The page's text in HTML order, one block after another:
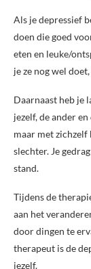
Als je depressief
doen die goed
eten en leuke/
je ze nog wel
Daarnaast heb je
jezelf, de ander
maar met zichzelf
slechter. Je
stand.
Tijdens de
aan het
door dingen te
therapeut is de
jezelf.